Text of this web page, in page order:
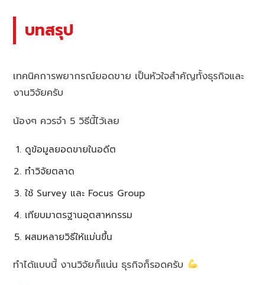
บทสรุป
เทคนิคการพยากรณ์ยอดขาย เป็นหัวใจสำคัญทั้งธุรกิจและ
งานวิจัยครับ
น้องๆ ควรจำ 5 วิธีนี้ไว้เลย
ดูข้อมูลยอดขายในอดีต
ทำวิจัยตลาด
ใช้ Survey และ Focus Group
เทียบมาตรฐานอุตสาหกรรม
ผสมหลายวิธีให้แม่นขึ้น
ทำได้แบบนี้ งานวิจัยก็แน่น ธุรกิจก็รอดครับ